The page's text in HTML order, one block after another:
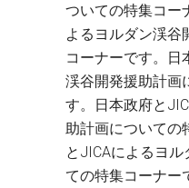
ついての特集コー
よるヨルダン渓谷
コーナーです。日
渓谷開発援助計画
す。日本政府と
助計画についての
とJICAによるヨ
ての特集コーナー